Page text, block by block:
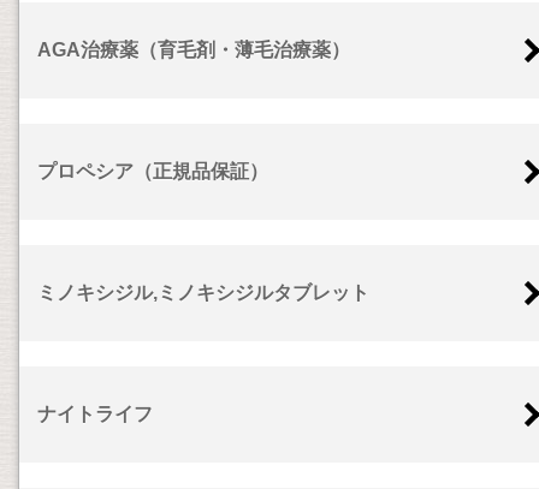
AGA治療薬（育毛剤・薄毛治療薬）
プロペシア（正規品保証）
ミノキシジル,ミノキシジルタブレット
ナイトライフ